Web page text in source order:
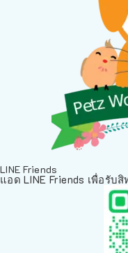
LINE Friends
แอด LINE Friends เพื่อรับ